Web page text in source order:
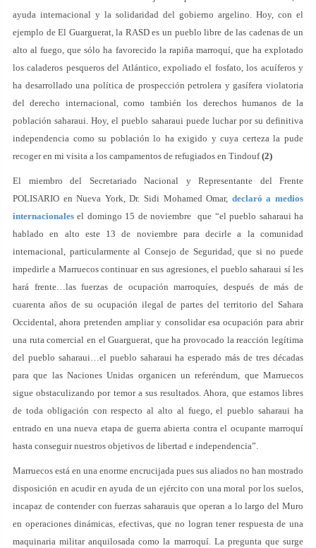
ayuda internacional y la solidaridad del gobierno argelino. Hoy, con el
ejemplo de El Guarguerat, la RASD es un pueblo libre de las cadenas de un
alto al fuego, que sólo ha favorecido la rapiña marroquí, que ha explotado
los caladeros pesqueros del Atlántico, expoliado el fosfato, los acuíferos y
ha desarrollado una política de prospección petrolera y gasífera violatoria
del derecho internacional, como también los derechos humanos de la
población saharaui. Hoy, el pueblo saharaui puede luchar por su definitiva
independencia como su población lo ha exigido y cuya certeza la pude
recoger en mi visita a los campamentos de refugiados en Tindouf(2)
El miembro del Secretariado Nacional y Representante del Frente
POLISARIO en Nueva York, Dr. Sidi Mohamed Omar, declaró a medios
internacionales el domingo 15 de noviembre que “el pueblo saharaui ha
hablado en alto este 13 de noviembre para decirle a la comunidad
internacional, particularmente al Consejo de Seguridad, que si no puede
impedirle a Marruecos continuar en sus agresiones, el pueblo saharaui sí les
hará frente…las fuerzas de ocupación marroquíes, después de más de
cuarenta años de su ocupación ilegal de partes del territorio del Sahara
Occidental, ahora pretenden ampliar y consolidar esa ocupación para abrir
una ruta comercial en el Guarguerat, que ha provocado la reacción legítima
del pueblo saharaui…el pueblo saharaui ha esperado más de tres décadas
para que las Naciones Unidas organicen un referéndum, que Marruecos
sigue obstaculizando por temor a sus resultados. Ahora, que estamos libres
de toda obligación con respecto al alto al fuego, el pueblo saharaui ha
entrado en una nueva etapa de guerra abierta contra el ocupante marroquí
hasta conseguir nuestros objetivos de libertad e independencia”.
Marruecos está en una enorme encrucijada pues sus aliados no han mostrado
disposición en acudir en ayuda de un ejército con una moral por los suelos,
incapaz de contender con fuerzas saharauis que operan a lo largo del Muro
en operaciones dinámicas, efectivas, que no logran tener respuesta de una
maquinaria militar anquilosada como la marroquí. La pregunta que surge